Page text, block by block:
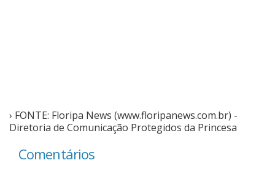
› FONTE: Floripa News (www.floripanews.com.br) -
Diretoria de Comunicação Protegidos da Princesa
Comentários